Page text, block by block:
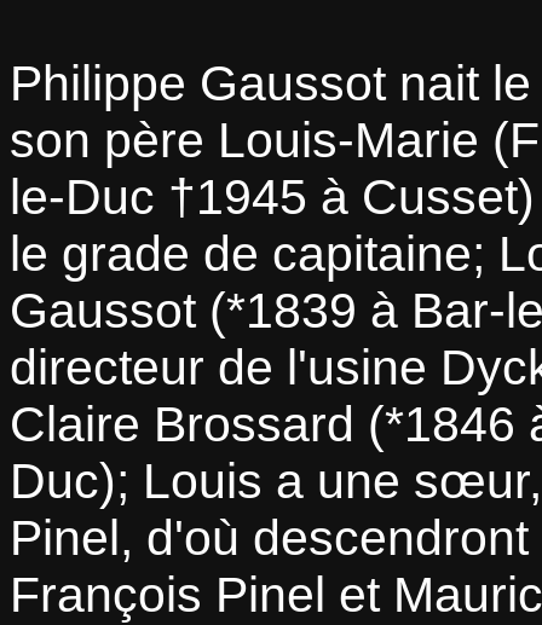
Philippe Gaussot nait
son père Louis-Marie
le-Duc †1945 à
le grade de capitaine;
Gaussot (*1839 à Bar-
directeur de l'usine
Claire Brossard (*1846
Duc); Louis a une
Pinel, d'où
François Pinel et